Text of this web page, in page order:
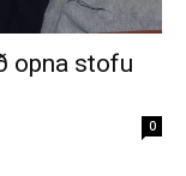
opna stofu
0